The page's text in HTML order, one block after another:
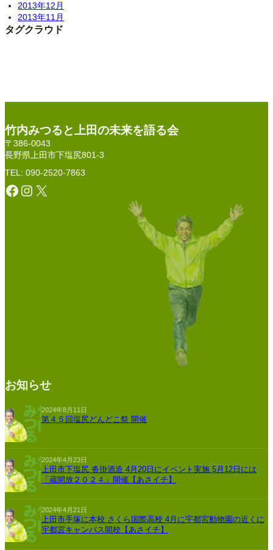
2013年12月
2013年11月
タグクラウド
竹内みつると上田の未来を語る会
〒386-0043
長野県上田市下塩尻801-3
TEL: 090-2520-7863
Facebook Instagram X
お知らせ
2024年8月11日
第４５回塩尻どんどこ祭 開催
2024年4月23日
上田市下塩尻 沓掛酒造 4月20日にイベント実施 5月12日には
「蔵開放２０２４」開催【あさイチ】
2024年4月21日
上田市手塚に本校 さくら国際高校 4月に宇都宮動物園の近くに
宇都宮キャンパス開校【あさイチ】